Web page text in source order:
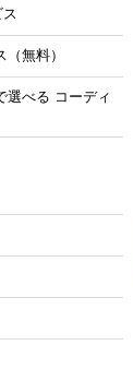
ス
無料）
選べる コーディ